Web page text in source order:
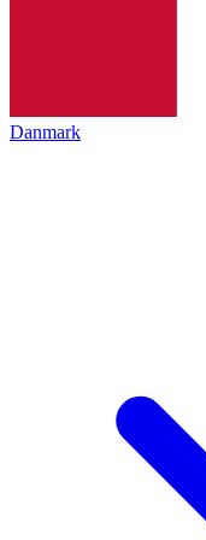
Danmark